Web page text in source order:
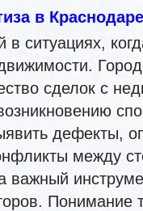
в Краснодаре
в ситуациях,
сделок с
дефекты,
между
важный
Понимание